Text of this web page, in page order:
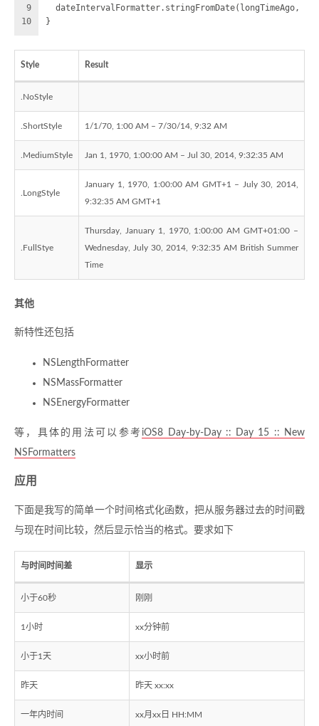
9
10
dateIntervalFormatter.stringFromDate(longTimeAgo,
}
Style Result
.NoStyle
.ShortStyle 1/1/70, 1:00 AM – 7/30/14, 9:32 AM
.MediumStyle Jan 1, 1970, 1:00:00 AM – Jul 30, 2014, 9:32:35 AM
.LongStyle
January 1, 1970, 1:00:00 AM GMT+1 – July 30, 2014,
9:32:35 AM GMT+1
.FullStye
Thursday, January 1, 1970, 1:00:00 AM GMT+01:00 –
Wednesday, July 30, 2014, 9:32:35 AM British Summer
Time
其他
新特性还包括
NSLengthFormatter
NSMassFormatter
NSEnergyFormatter
等，具体的用法可以参考 iOS8 Day-by-Day :: Day 15 :: New
NSFormatters
应用
下面是我写的简单一个时间格式化函数，把从服务器过去的时间戳
与现在时间比较，然后显示恰当的格式。要求如下
与时间时间差 显示
小于60秒 刚刚
1小时 xx分钟前
小于1天 xx小时前
昨天 昨天 xx:xx
一年内时间 xx月xx日 HH:MM